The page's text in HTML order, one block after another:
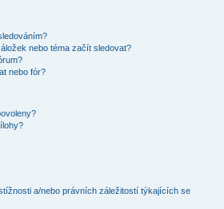
nebo téma začít sledovat?
nebo fór?
a/nebo právních záležitostí týkajících se